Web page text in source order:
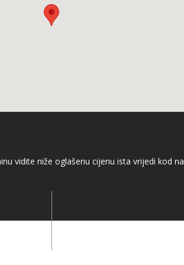
vidite niže oglašenu cijenu ista vrijedi kod